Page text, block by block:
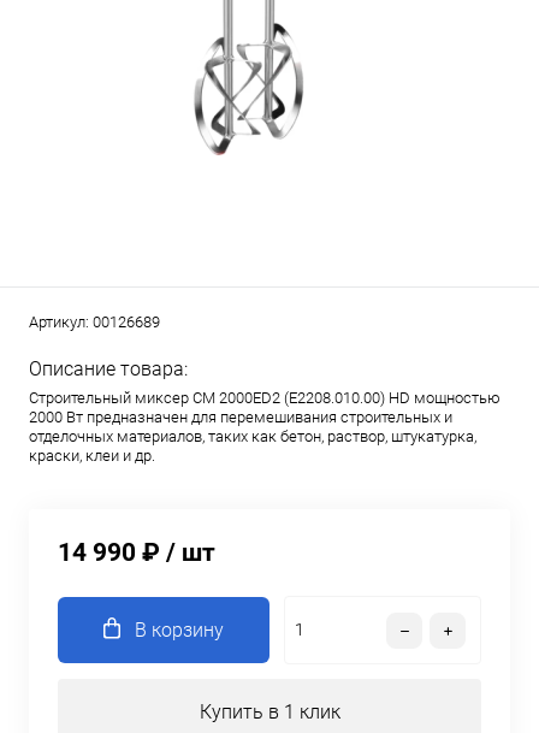
Артикул: 00126689
Описание товара:
Строительный миксер CM 2000ED2 (E2208.010.00) HD мощностью
2000 Вт предназначен для перемешивания строительных и
отделочных материалов, таких как бетон, раствор, штукатурка,
краски, клеи и др.
14 990 ₽ / шт
В корзину
Купить в 1 клик